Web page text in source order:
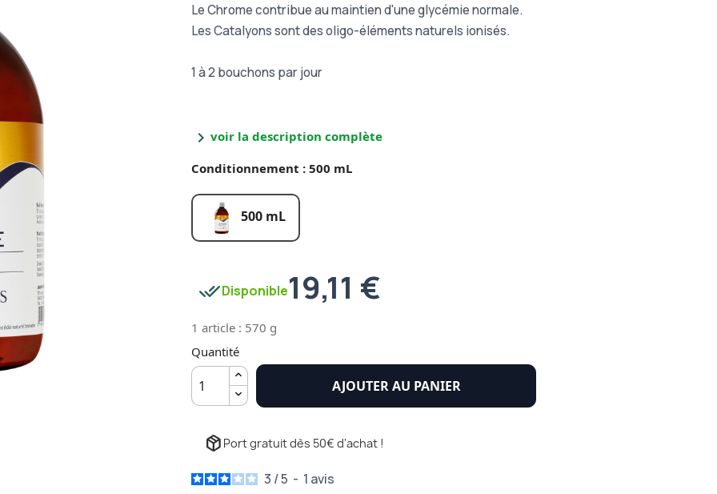
Le Chrome contribue au maintien d'une glycémie normale.
Les Catalyons sont des oligo-éléments naturels ionisés.
1 à 2 bouchons par jour
chevron_right voir la description complète
Conditionnement : 500 mL
500 mL
done_allDisponible19,11 €
1 article : 570 g
Quantité
AJOUTER AU PANIER
package_2 Port gratuit dès 50€ d'achat !
3 /5 - 1 avis